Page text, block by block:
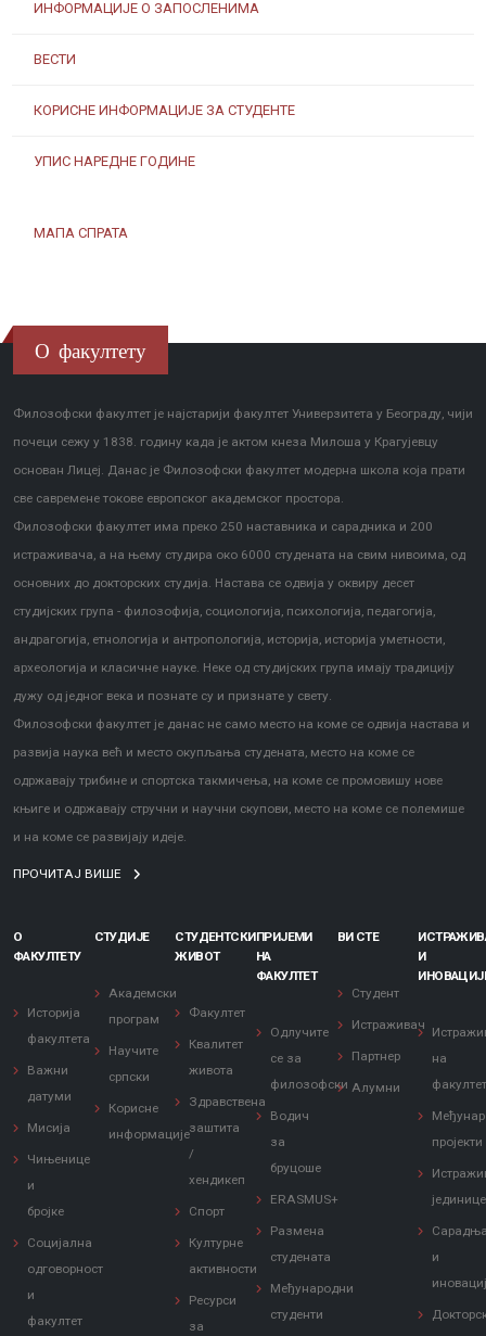
ИНФОРМАЦИЈЕ О ЗАПОСЛЕНИМА
ВЕСТИ
КОРИСНЕ ИНФОРМАЦИЈЕ ЗА СТУДЕНТЕ
УПИС НАРЕДНЕ ГОДИНЕ
МАПА СПРАТА
О факултету
Филозофски факултет је најстарији факултет Универзитета у Београду, чији
почеци сежу у 1838. годину када је актом кнеза Милоша у Крагујевцу
основан Лицеј. Данас је Филозофски факултет модерна школа која прати
све савремене токове европског академског простора.
Филозофски факултет има преко 250 наставника и сарадника и 200
истраживача, а на њему студира око 6000 студената на свим нивоима, од
основних до докторских студија. Настава се одвија у оквиру десет
студијских група - филозофија, социологија, психологија, педагогија,
андрагогија, етнологија и антропологија, историја, историја уметности,
археологија и класичне науке. Неке од студијских група имају традицију
дужу од једног века и познате су и признате у свету.
Филозофски факултет је данас не само место на коме се одвија настава и
развија наука већ и место окупљања студената, место на коме се
одржавају трибине и спортска такмичења, на коме се промовишу нове
књиге и одржавају стручни и научни скупови, место на коме се полемише
и на коме се развијају идеје.
ПРОЧИТАЈ ВИШЕ
О
ФАКУЛТЕТУ
Историја
факултета
Важни
датуми
Мисија
Чињенице
и
бројке
Социјална
одговорност
и
факултет
СТУДИЈЕ
Академски
програм
Научите
српски
Корисне
информације
СТУДЕНТСКИ
ЖИВОТ
Факултет
Квалитет
живота
Здравствена
заштита
/
хендикеп
Спорт
Културне
активности
Ресурси
за
ПРИЈЕМИ
НА
ФАКУЛТЕТ
Одлучите
се за
филозофски
Водич
за
бруцоше
ERASMUS+
Размена
студената
Међународни
студенти
ВИ СТЕ
Студент
Истраживач
Партнер
Алумни
И
на
пројекти
јединице
и